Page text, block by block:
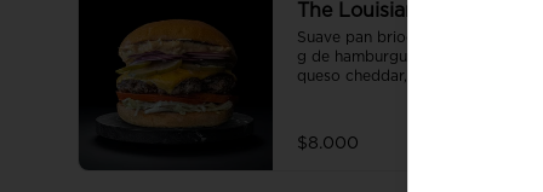
The Louisiana Spice
Suave pan brioche de 10 cm, 100
g de hamburguesa de vacuno,
queso cheddar, tomate, lechuga,
$8.000